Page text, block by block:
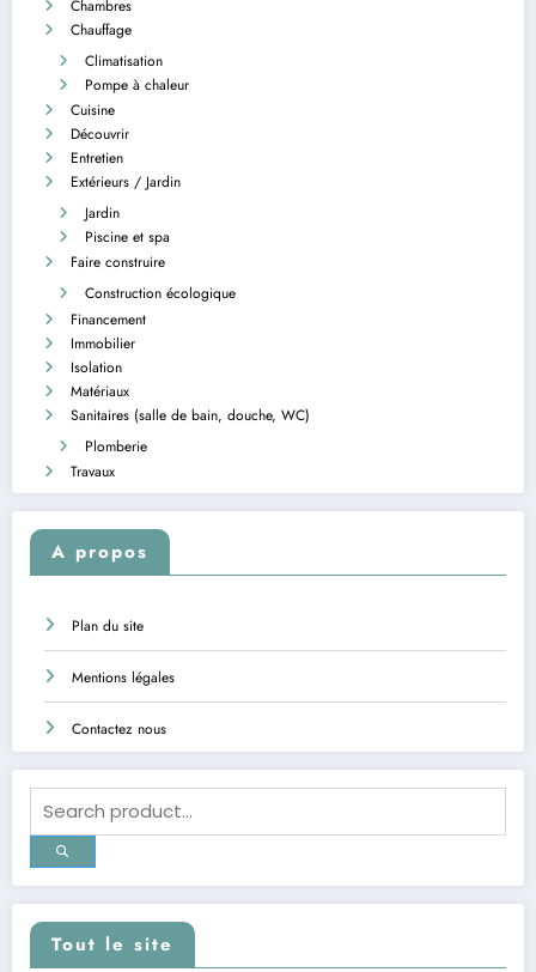
Chambres
Chauffage
Climatisation
Pompe à chaleur
Cuisine
Découvrir
Entretien
Extérieurs / Jardin
Jardin
Piscine et spa
Faire construire
Construction écologique
Financement
Immobilier
Isolation
Matériaux
Sanitaires (salle de bain, douche, WC)
Plomberie
Travaux
A propos
Plan du site
Mentions légales
Contactez nous
Tout le site